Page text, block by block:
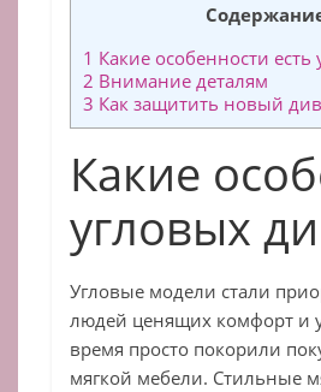
1 Какие особенности
2 Внимание деталям
3 Как защитить новый
Какие
угловых
Угловые модели стали
людей ценящих комфорт и
время просто покорили
мягкой мебели. Стильные